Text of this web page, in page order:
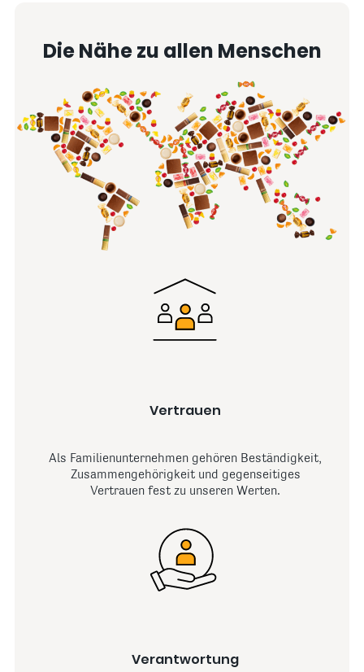
Die Nähe zu allen Menschen
Vertrauen
Als Familienunternehmen gehören Beständigkeit,
Zusammengehörigkeit und gegenseitiges
Vertrauen fest zu unseren Werten.
Verantwortung